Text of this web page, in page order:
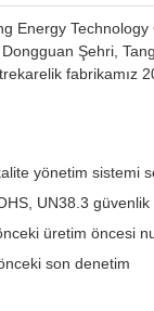
Energy Technology
Şehri,
fabrikamız
yönetim sistemi
UN38.3 güvenlik
üretim öncesi
son denetim